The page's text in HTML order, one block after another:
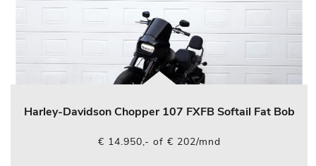
Harley-Davidson Chopper 107 FXFB Softail Fat Bob
€ 14.950,- of € 202/mnd